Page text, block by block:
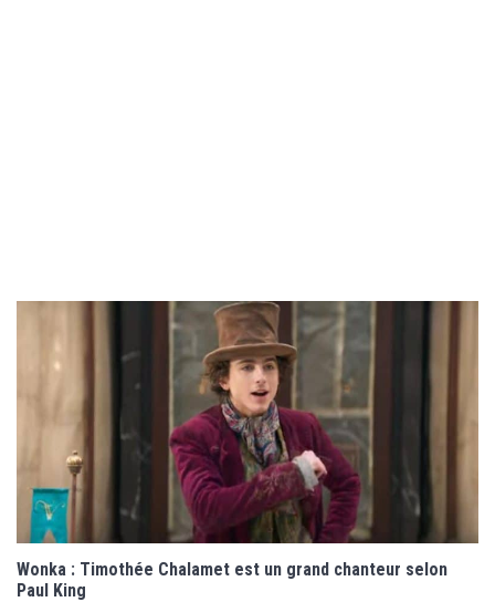
Wonka : Timothée Chalamet est un grand chanteur selon
Paul King